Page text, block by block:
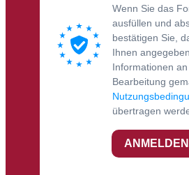
Wenn Sie das
ausfüllen und
bestätigen Sie,
Ihnen
Informationen
Bearbeitung
übertragen
ANMELDEN